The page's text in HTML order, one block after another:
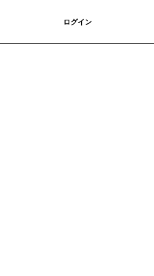
ログイン